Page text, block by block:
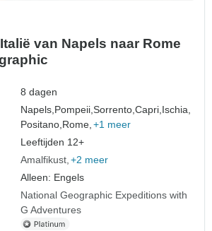
van Napels naar Rome
8 dagen
Napels,Pompeii,Sorrento,Capri,Ischia,
Positano,Rome, +1 meer
Leeftijden 12+
Amalfikust +2 meer
Alleen: Engels
National Geographic Expeditions with
G Adventures